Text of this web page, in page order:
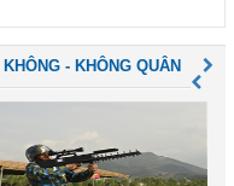
- KHÔNG QUÂN